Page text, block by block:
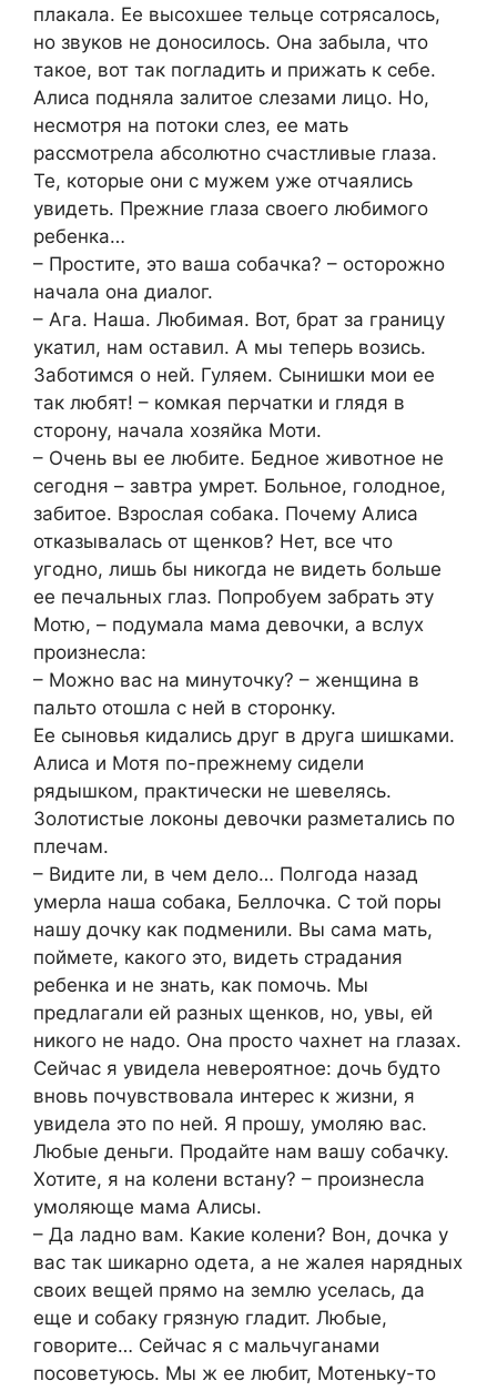
плакала. Ее высохшее тельце сотрясалось,
но звуков не доносилось. Она забыла, что
такое, вот так погладить и прижать к себе.
Алиса подняла залитое слезами лицо. Но,
несмотря на потоки слез, ее мать
рассмотрела абсолютно счастливые глаза.
Те, которые они с мужем уже отчаялись
увидеть. Прежние глаза своего любимого
ребенка…
– Простите, это ваша собачка? – осторожно
начала она диалог.
– Ага. Наша. Любимая. Вот, брат за границу
укатил, нам оставил. А мы теперь возись.
Заботимся о ней. Гуляем. Сынишки мои ее
так любят! – комкая перчатки и глядя в
сторону, начала хозяйка Моти.
– Очень вы ее любите. Бедное животное не
сегодня – завтра умрет. Больное, голодное,
забитое. Взрослая собака. Почему Алиса
отказывалась от щенков? Нет, все что
угодно, лишь бы никогда не видеть больше
ее печальных глаз. Попробуем забрать эту
Мотю, – подумала мама девочки, а вслух
произнесла:
– Можно вас на минуточку? – женщина в
пальто отошла с ней в сторонку.
Ее сыновья кидались друг в друга шишками.
Алиса и Мотя по-прежнему сидели
рядышком, практически не шевелясь.
Золотистые локоны девочки разметались по
плечам.
– Видите ли, в чем дело… Полгода назад
умерла наша собака, Беллочка. С той поры
нашу дочку как подменили. Вы сама мать,
поймете, какого это, видеть страдания
ребенка и не знать, как помочь. Мы
предлагали ей разных щенков, но, увы, ей
никого не надо. Она просто чахнет на глазах.
Сейчас я увидела невероятное: дочь будто
вновь почувствовала интерес к жизни, я
увидела это по ней. Я прошу, умоляю вас.
Любые деньги. Продайте нам вашу собачку.
Хотите, я на колени встану? – произнесла
умоляюще мама Алисы.
– Да ладно вам. Какие колени? Вон, дочка у
вас так шикарно одета, а не жалея нарядных
своих вещей прямо на землю уселась, да
еще и собаку грязную гладит. Любые,
говорите… Сейчас я с мальчуганами
посоветуюсь. Мы ж ее любит, Мотеньку-то